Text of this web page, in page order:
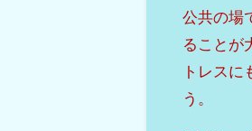
公共の場
ることが
トレス
う。